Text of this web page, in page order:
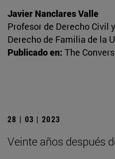
Javier Nanclares Valle
Profesor de Derecho Civil
Derecho de Familia de la
Publicado en: The
28 | 03 | 2023
Veinte años después